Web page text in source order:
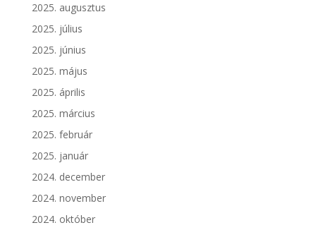
2025. augusztus
2025. július
2025. június
2025. május
2025. április
2025. március
2025. február
2025. január
2024. december
2024. november
2024. október